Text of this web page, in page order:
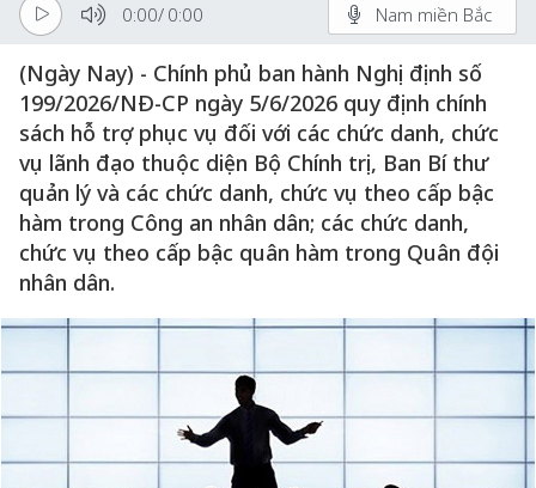
0:00/ 0:00 Nam miền Bắc
(Ngày Nay) - Chính phủ ban hành Nghị định số
199/2026/NĐ-CP ngày 5/6/2026 quy định chính
sách hỗ trợ phục vụ đối với các chức danh, chức
vụ lãnh đạo thuộc diện Bộ Chính trị, Ban Bí thư
quản lý và các chức danh, chức vụ theo cấp bậc
hàm trong Công an nhân dân; các chức danh,
chức vụ theo cấp bậc quân hàm trong Quân đội
nhân dân.